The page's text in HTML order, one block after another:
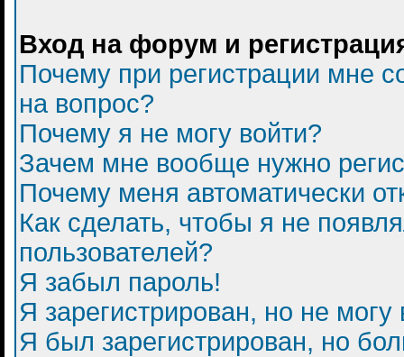
Вход на форум и
Почему при регистрации мне
на вопрос?
Почему я не могу войти?
Зачем мне вообще нужно
Почему меня автоматически
Как сделать, чтобы я не
пользователей?
Я забыл пароль!
Я зарегистрирован, но не могу
Я был зарегистрирован, но